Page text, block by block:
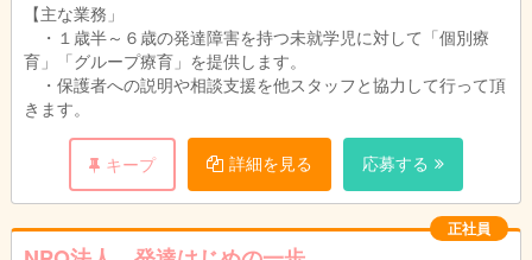
【主な業務」
・１歳半～６歳の発達障害を持つ未就学児に対して「個別療
育」「グループ療育」を提供します。
・保護者への説明や相談支援を他スタッフと協力して行って頂
きます。
キープ 詳細を見る 応募する
正社員